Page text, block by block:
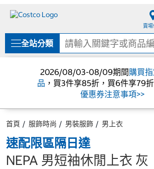
單
賣
全站分類
2026/08/03-08/09期間購買
品 ，買3件享85折，買6件享79
優惠券注意事項>>
首頁 服飾時尚 男裝服飾 男上衣
速配限區隔日達
NEPA 男短袖休閒上衣 灰